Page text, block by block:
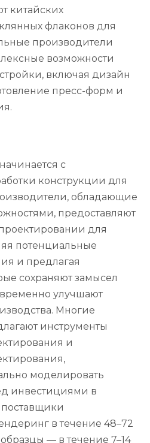
китайских
флаконов для
производители
возможности
включая дизайн
пресс-форм и
с
конструкции для
обладающие
предоставляют
для
потенциальные
и предлагая
сохраняют замысел
улучшают
Многие
инструменты
и
моделировать
инвестициями в
поставщики
в течение 48–72
— в течение 7–14